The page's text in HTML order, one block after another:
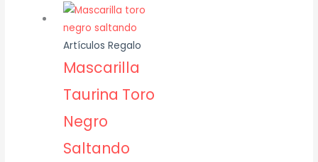
Artículos Regalo
Mascarilla
Taurina Toro
Negro
Saltando